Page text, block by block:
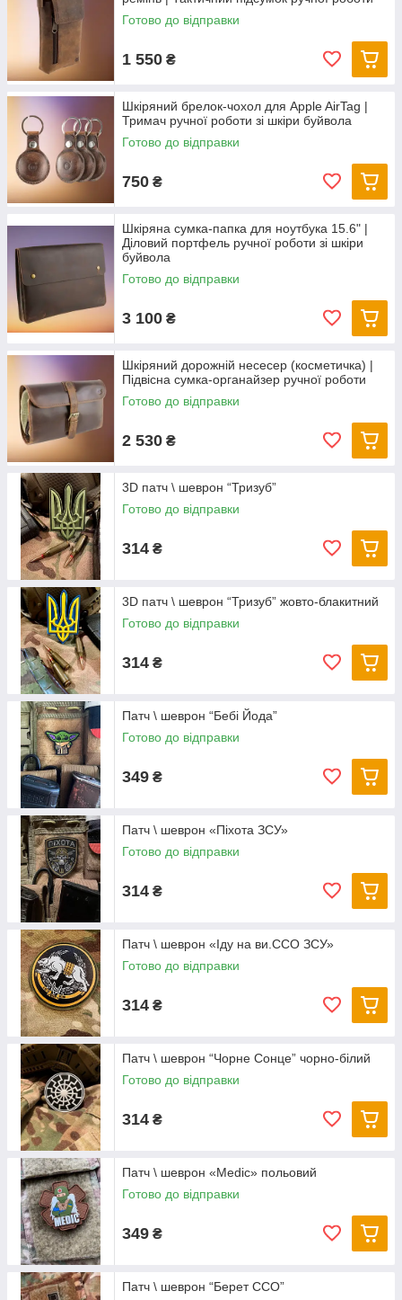
Готово до відправки
1 550 ₴
Шкіряний брелок-чохол для Apple AirTag |
Тримач ручної роботи зі шкіри буйвола
Готово до відправки
750 ₴
Шкіряна сумка-папка для ноутбука 15.6" |
Діловий портфель ручної роботи зі шкіри
буйвола
Готово до відправки
3 100 ₴
Шкіряний дорожній несесер (косметичка) |
Підвісна сумка-органайзер ручної роботи
Готово до відправки
2 530 ₴
3D патч \ шеврон “Тризуб”
Готово до відправки
314 ₴
3D патч \ шеврон “Тризуб” жовто-блакитний
Готово до відправки
314 ₴
Патч \ шеврон “Бебі Йода”
Готово до відправки
349 ₴
Патч \ шеврон «Піхота ЗСУ»
Готово до відправки
314 ₴
Патч \ шеврон «Іду на ви.ССО ЗСУ»
Готово до відправки
314 ₴
Патч \ шеврон “Чорне Сонце” чорно-білий
Готово до відправки
314 ₴
Патч \ шеврон «Medic» польовий
Готово до відправки
349 ₴
Патч \ шеврон “Берет ССО”